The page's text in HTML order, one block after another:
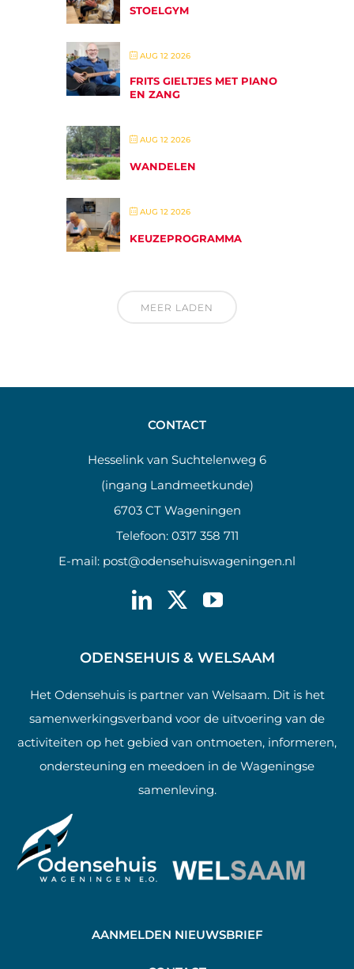
STOELGYM
AUG 12 2026
FRITS GIELTJES MET PIANO
EN ZANG
AUG 12 2026
WANDELEN
AUG 12 2026
KEUZEPROGRAMMA
MEER LADEN
CONTACT
Hesselink van Suchtelenweg 6
(ingang Landmeetkunde)
6703 CT Wageningen
Telefoon: 0317 358 711
E-mail: post@odensehuiswageningen.nl
ODENSEHUIS & WELSAAM
Het Odensehuis is partner van Welsaam. Dit is het
samenwerkingsverband voor de uitvoering van de
activiteiten op het gebied van ontmoeten, informeren,
ondersteuning en meedoen in de Wageningse
samenleving.
AANMELDEN NIEUWSBRIEF